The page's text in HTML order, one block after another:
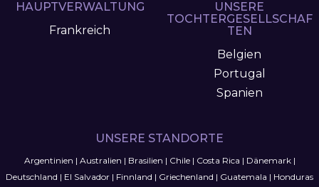
HAUPTVERWALTUNG
Frankreich
UNSERE
TOCHTERGESELLSCHAF
TEN
Belgien
Portugal
Spanien
UNSERE STANDORTE
Argentinien | Australien | Brasilien | Chile| Costa Rica | Dänemark|
Deutschland | El Salvador | Finnland | Griechenland | Guatemala | Honduras